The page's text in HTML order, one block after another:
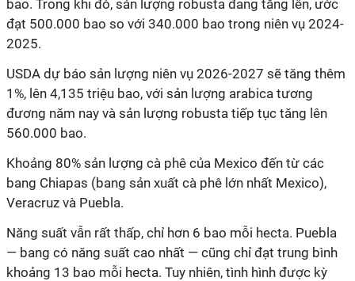
bao. Trong khi đó, sản lượng robusta đang tăng lên, ước
đạt 500.000 bao so với 340.000 bao trong niên vụ 2024-
2025.
USDA dự báo sản lượng niên vụ 2026-2027 sẽ tăng thêm
1%, lên 4,135 triệu bao, với sản lượng arabica tương
đương năm nay và sản lượng robusta tiếp tục tăng lên
560.000 bao.
Khoảng 80% sản lượng cà phê của Mexico đến từ các
bang Chiapas (bang sản xuất cà phê lớn nhất Mexico),
Veracruz và Puebla.
Năng suất vẫn rất thấp, chỉ hơn 6 bao mỗi hecta. Puebla
— bang có năng suất cao nhất — cũng chỉ đạt trung bình
khoảng 13 bao mỗi hecta. Tuy nhiên, tình hình được kỳ